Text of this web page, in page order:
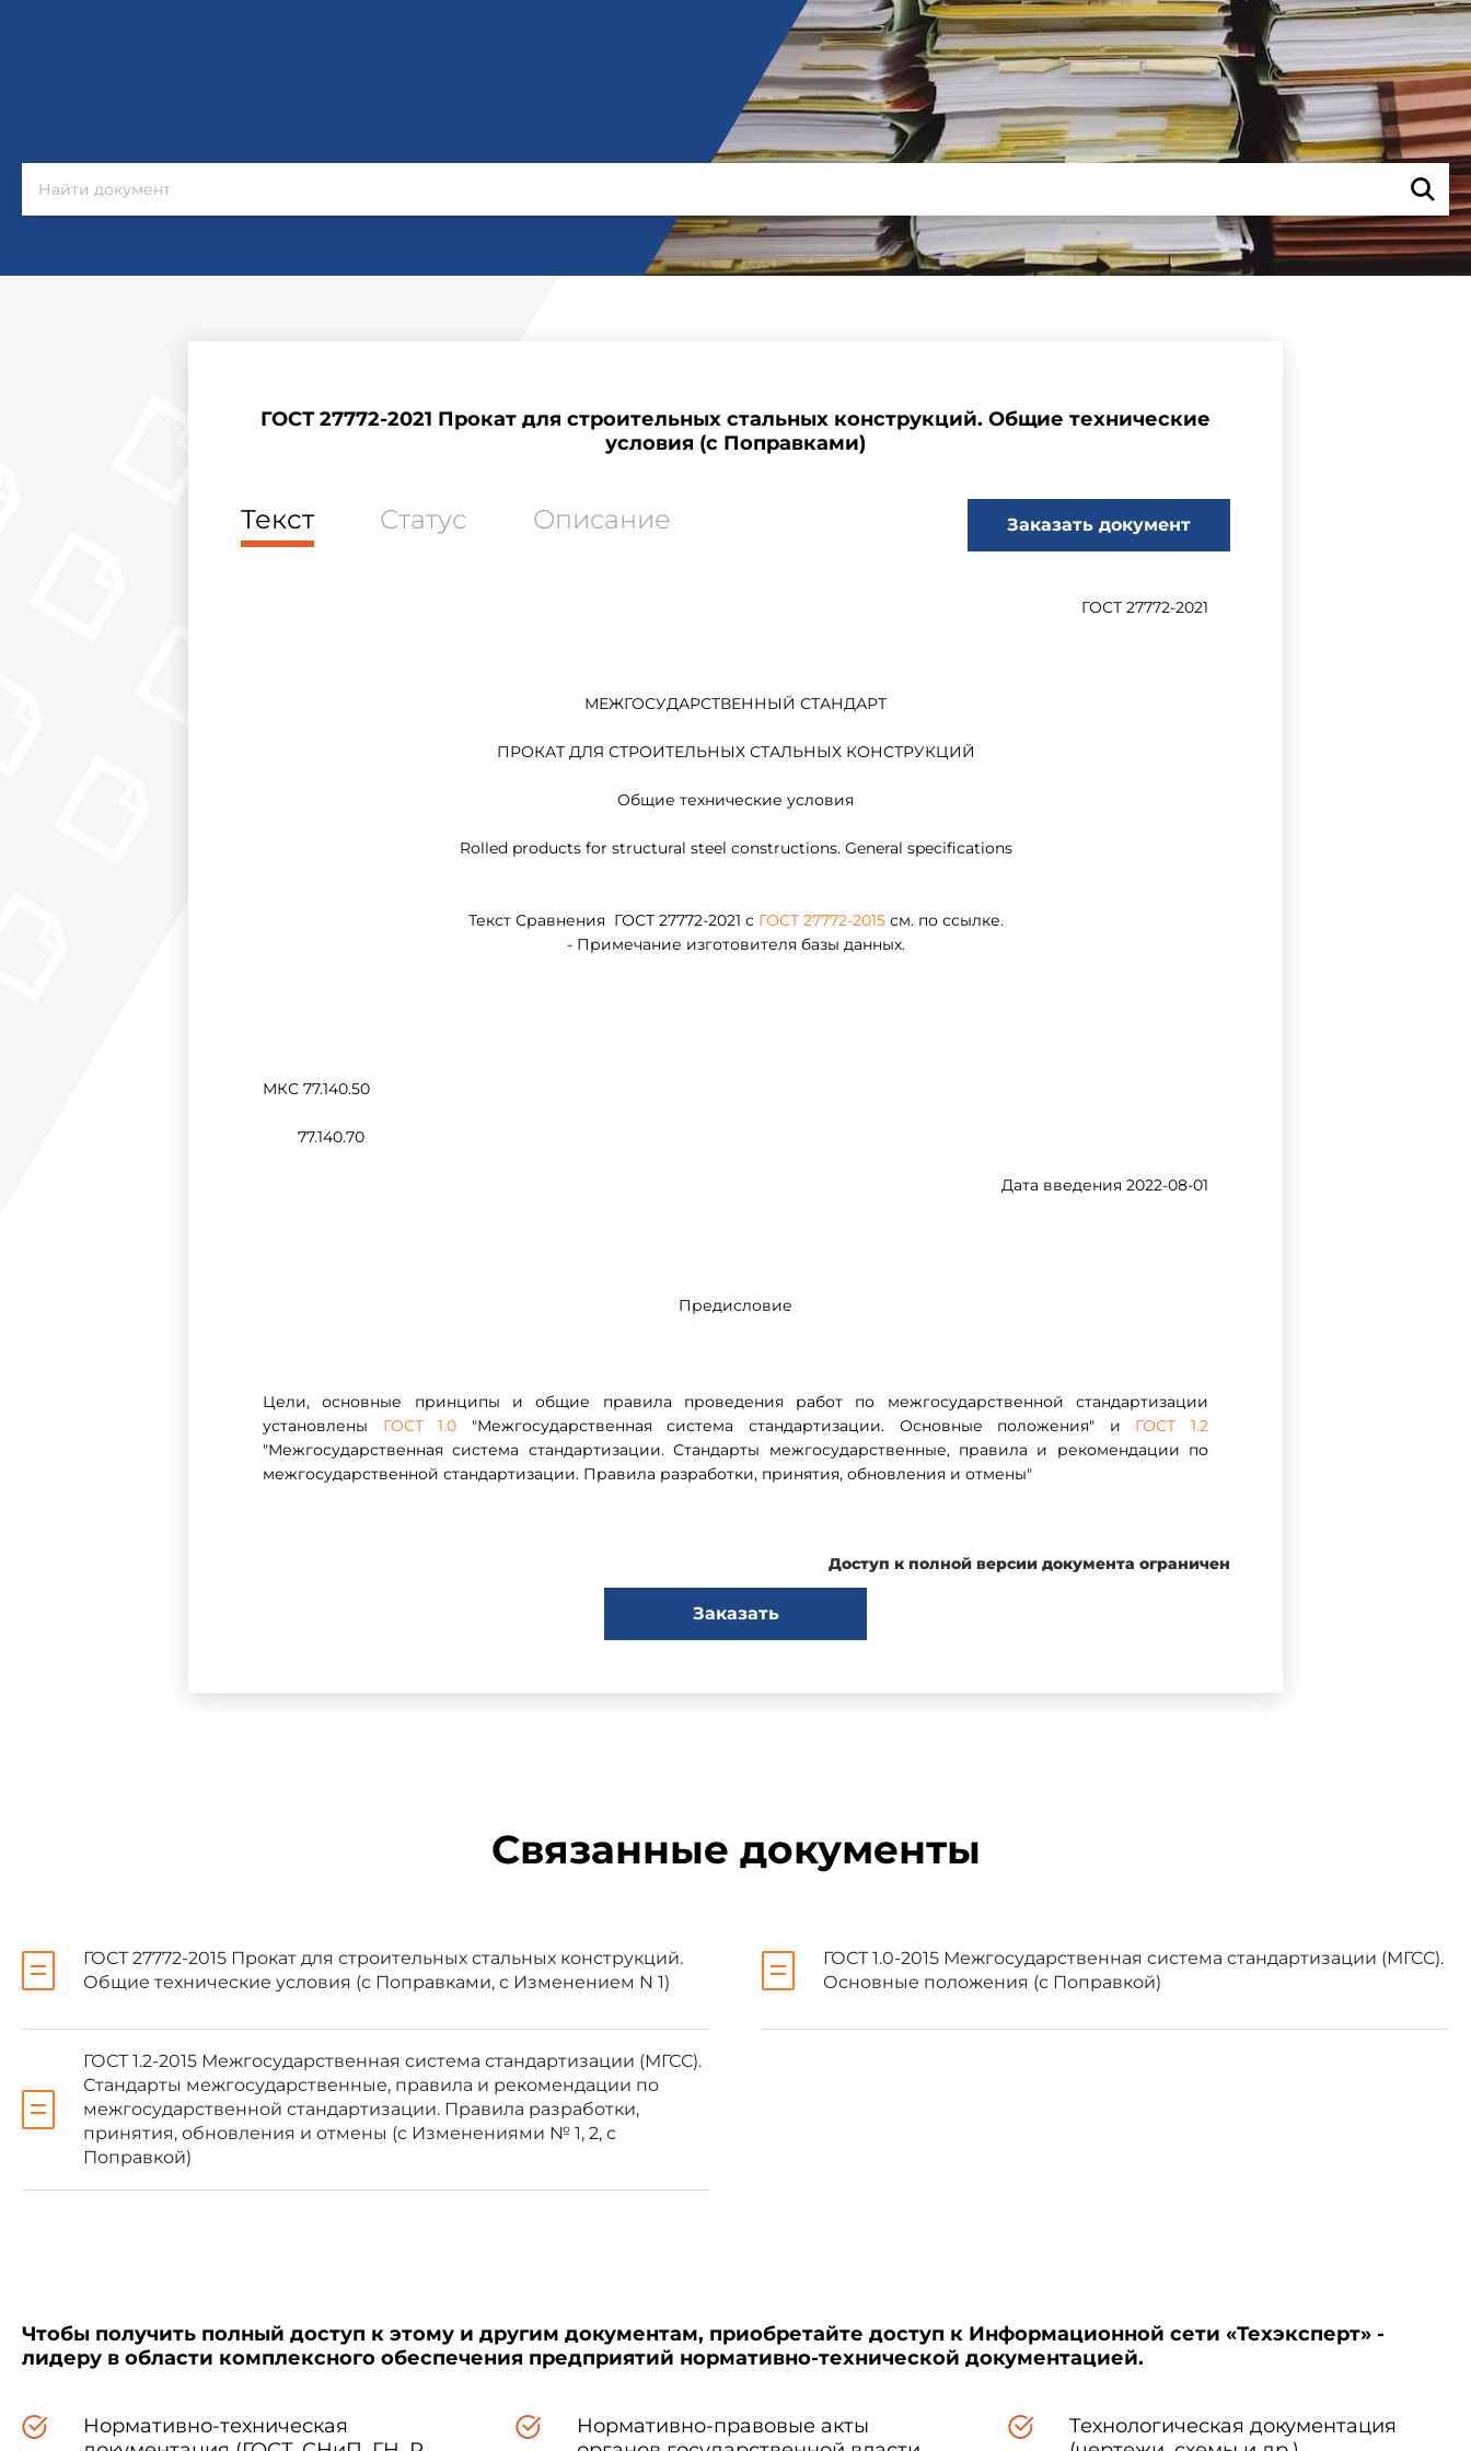
ГОСТ 27772-2021 Прокат для строительных стальных конструкций. Общие технические
условия (с Поправками)
Текст Статус Описание Заказать документ
ГОСТ 27772-2021
МЕЖГОСУДАРСТВЕННЫЙ СТАНДАРТ
ПРОКАТ ДЛЯ СТРОИТЕЛЬНЫХ СТАЛЬНЫХ КОНСТРУКЦИЙ
Общие технические условия
Rolled products for structural steel constructions. General specifications
Текст Сравнения ГОСТ 27772-2021 с ГОСТ 27772-2015см. по ссылке.
- Примечание изготовителя базы данных.
МКС 77.140.50
77.140.70
Дата введения 2022-08-01
Предисловие
Цели, основные принципы и общие правила проведения работ по межгосударственной стандартизации
установлены ГОСТ 1.0 "Межгосударственная система стандартизации. Основные положения" и ГОСТ 1.2
"Межгосударственная система стандартизации. Стандарты межгосударственные, правила и рекомендации по
межгосударственной стандартизации. Правила разработки, принятия, обновления и отмены"
1 РАЗРАБОТАН Федеральным государственным унитарным предприятием "Центральный научно-
исследовательский институт черной металлургии им.И.П.Бардина" (ФГУП "ЦНИИчермет им.И.П.Бардина"),
им.В.А.Кучеренко)
Краткое наименование страны поМК
(ИСО 3166) 004-97
Код страны
Армения AM
ЗАО "Национальный орган по стандартизации и
метрологии" Республики Армения
Доступ к полной версии документа ограничен
Заказать
Связанные документы
ГОСТ 27772-2015 Прокат для строительных стальных конструкций.
Общие технические условия (с Поправками, с Изменением N 1)
ГОСТ 1.0-2015 Межгосударственная система стандартизации (МГСС).
Основные положения (с Поправкой)
ГОСТ 1.2-2015 Межгосударственная система стандартизации (МГСС).
Стандарты межгосударственные, правила и рекомендации по
межгосударственной стандартизации. Правила разработки,
принятия, обновления и отмены (с Изменениями № 1, 2, с
Поправкой)
Чтобы получить полный доступ к этому и другим документам, приобретайте доступ к Информационной сети «Техэксперт» -
лидеру в области комплексного обеспечения предприятий нормативно-технической документацией.
Нормативно-техническая
Нормативно-правовые акты
Технологическая документация